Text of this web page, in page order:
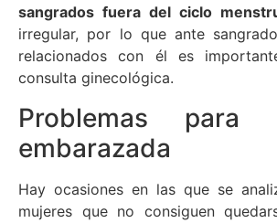
sangrados fuera del ciclo
irregular, por lo que ante
relacionados con él es
consulta ginecológica.
Problemas para
embarazada
Hay ocasiones en las que se
mujeres que no consiguen